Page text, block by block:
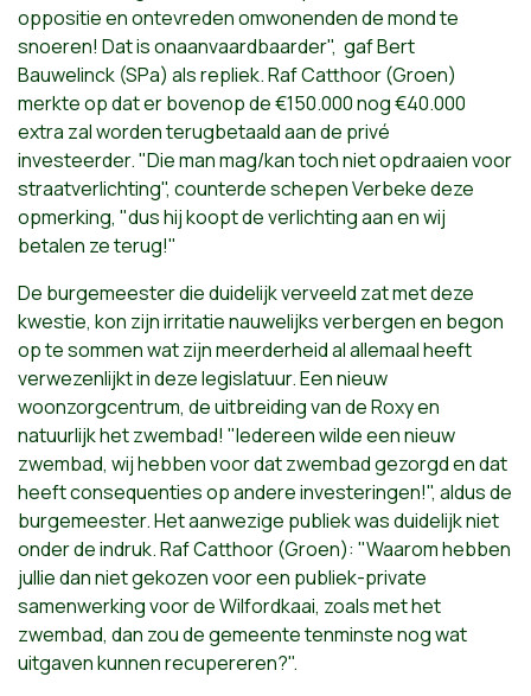
oppositie en ontevreden omwonenden de mond te
snoeren! Dat is onaanvaardbaarder", gaf Bert
Bauwelinck (SPa) als repliek. Raf Catthoor (Groen)
merkte op dat er bovenop de €150.000 nog €40.000
extra zal worden terugbetaald aan de privé
investeerder."Die man mag/kan toch niet opdraaien voor
straatverlichting", counterde schepen Verbeke deze
opmerking, "dus hij koopt de verlichting aan en wij
betalen ze terug!"
De burgemeester die duidelijk verveeld zat met deze
kwestie, kon zijn irritatie nauwelijks verbergen en begon
op te sommen wat zijn meerderheid al allemaal heeft
verwezenlijkt in deze legislatuur. Een nieuw
woonzorgcentrum, de uitbreiding van de Roxy en
natuurlijk het zwembad! "Iedereen wilde een nieuw
zwembad, wij hebben voor dat zwembad gezorgd en dat
heeft consequenties op andere investeringen!", aldus de
burgemeester. Het aanwezige publiek was duidelijk niet
onder de indruk. Raf Catthoor (Groen): "Waarom hebben
jullie dan niet gekozen voor een publiek-private
samenwerking voor de Wilfordkaai, zoals met het
zwembad, dan zou de gemeente tenminste nog wat
uitgaven kunnen recupereren?".